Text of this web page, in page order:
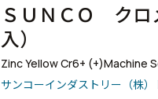
ＳＵＮＣＯ ク
入）
Zinc Yellow Cr6+ (+)Machine
サンコーインダストリー（株）